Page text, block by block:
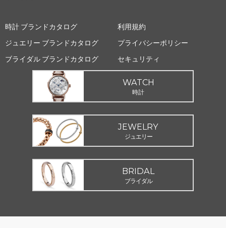
時計 ブランドカタログ
ジュエリー ブランドカタログ
ブライダル ブランドカタログ
利用規約
プライバシーポリシー
セキュリティ
WATCH
時計
JEWELRY
ジュエリー
BRIDAL
ブライダル